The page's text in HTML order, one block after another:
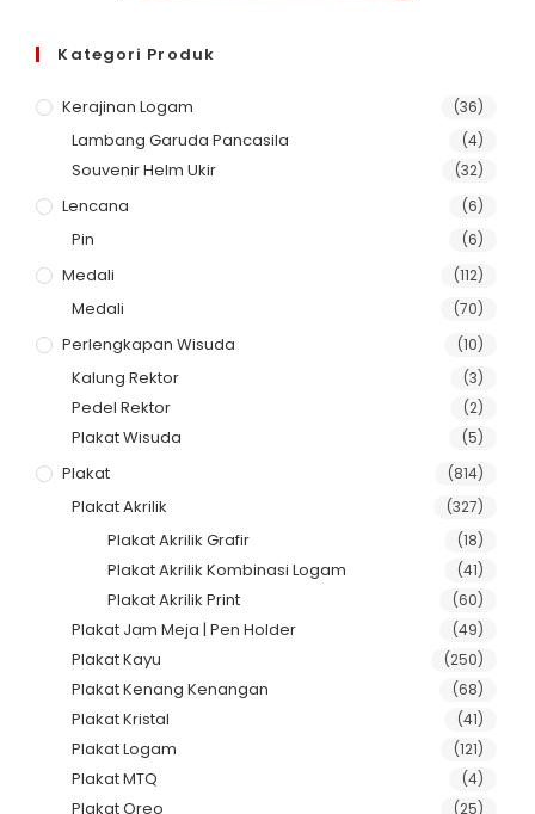
Kategori Produk
Kerajinan Logam (36)
Lambang Garuda Pancasila (4)
Souvenir Helm Ukir (32)
Lencana (6)
Pin (6)
Medali (112)
Medali (70)
Perlengkapan Wisuda (10)
Kalung Rektor (3)
Pedel Rektor (2)
Plakat Wisuda (5)
Plakat (814)
Plakat Akrilik (327)
Plakat Akrilik Grafir (18)
Plakat Akrilik Kombinasi Logam (41)
Plakat Akrilik Print (60)
Plakat Jam Meja | Pen Holder (49)
Plakat Kayu (250)
Plakat Kenang Kenangan (68)
Plakat Kristal (41)
Plakat Logam (121)
Plakat MTQ (4)
Plakat Oreo (25)